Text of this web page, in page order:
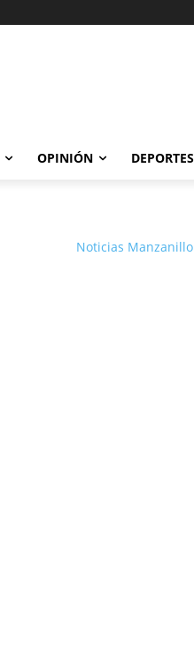
OPINIÓN DEPORTES
Noticias Manzanillo